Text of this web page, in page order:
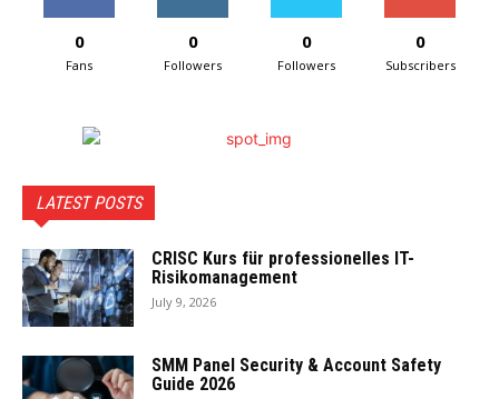
0
Fans
0
Followers
0
Followers
0
Subscribers
LATEST POSTS
CRISC Kurs für professionelles IT-
Risikomanagement
July 9, 2026
SMM Panel Security & Account Safety
Guide 2026